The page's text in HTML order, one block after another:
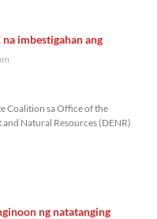
imbestigahan ang
Coalition sa Office of the
Natural Resources (DENR)
ng natatanging